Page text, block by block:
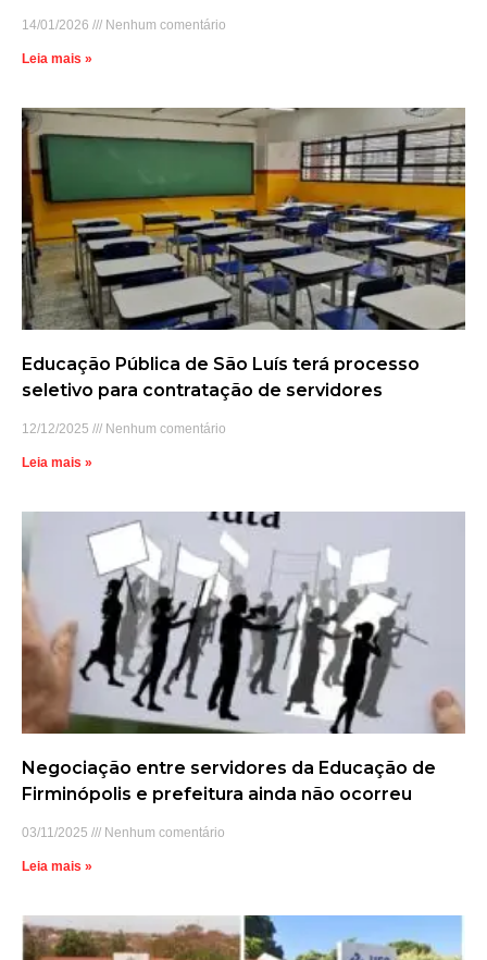
14/01/2026 Nenhum comentário
Leia mais »
Educação Pública de São Luís terá processo
seletivo para contratação de servidores
12/12/2025 Nenhum comentário
Leia mais »
Negociação entre servidores da Educação de
Firminópolis e prefeitura ainda não ocorreu
03/11/2025 Nenhum comentário
Leia mais »